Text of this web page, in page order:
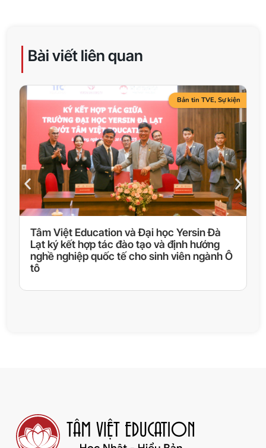
Bài viết liên quan
Bản tin TVE, Sự kiện
Tâm Việt Education và Đại học Yersin Đà
Lạt ký kết hợp tác đào tạo và định hướng
nghề nghiệp quốc tế cho sinh viên ngành Ô
tô